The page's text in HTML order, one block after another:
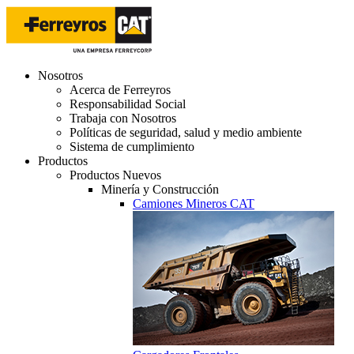
Nosotros
Acerca de Ferreyros
Responsabilidad Social
Trabaja con Nosotros
Políticas de seguridad, salud y medio ambiente
Sistema de cumplimiento
Productos
Productos Nuevos
Minería y Construcción
Camiones Mineros CAT